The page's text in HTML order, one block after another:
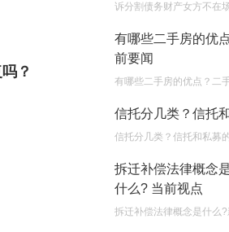
？
诉分割债务财产女方不在
有哪些二手房的优
前要闻
有哪些二手房的优点？二
信托分几类？信托
信托分几类？信托和私募
拆迁补偿法律概念
什么? 当前视点
拆迁补偿法律概念是什么